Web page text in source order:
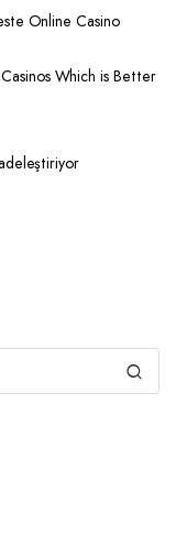
Online Casino
Which is Better